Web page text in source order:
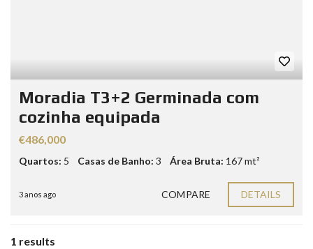
Moradia T3+2 Germinada com
cozinha equipada
€486,000
Quartos: 5 Casas de Banho: 3 Área Bruta: 167 mt²
3 anos ago COMPARE DETAILS
1 results